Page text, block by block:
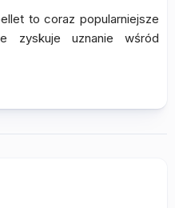
to coraz popularniejsze
zyskuje uznanie wśród